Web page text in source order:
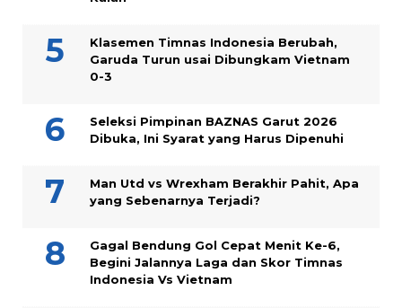
Klasemen Timnas Indonesia Berubah,
Garuda Turun usai Dibungkam Vietnam
0-3
Seleksi Pimpinan BAZNAS Garut 2026
Dibuka, Ini Syarat yang Harus Dipenuhi
Man Utd vs Wrexham Berakhir Pahit, Apa
yang Sebenarnya Terjadi?
Gagal Bendung Gol Cepat Menit Ke-6,
Begini Jalannya Laga dan Skor Timnas
Indonesia Vs Vietnam